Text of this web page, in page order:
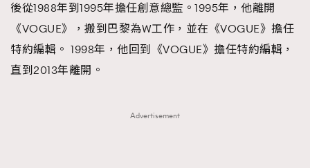
後從1988年到1995年擔任創意總監。1995年，他離開
《VOGUE》，搬到巴黎為W工作，並在《VOGUE》擔任
特約編輯。 1998年，他回到《VOGUE》擔任特約編輯，
直到2013年離開。
Advertisement